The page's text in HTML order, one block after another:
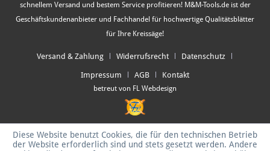
schnellem Versand und bestem Service profitieren! M&M-Tools.de ist der
Geschäftskundenanbieter und Fachhandel für hochwertige Qualitätsblätter
für Ihre Kreissäge!
Versand & Zahlung Widerrufsrecht Datenschutz
Impressum AGB Kontakt
betreut von FL Webdesign
Diese Website benutzt Cookies, die für den technischen Betrieb
der Website erforderlich sind und stets gesetzt werden. Andere